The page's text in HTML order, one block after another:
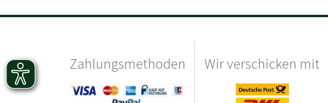
Zahlungsmethoden Wir verschicken mit